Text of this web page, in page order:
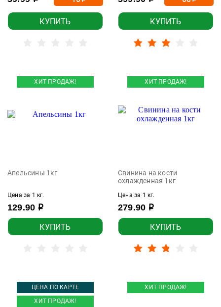
КУПИТЬ КУПИТЬ
ХИТ ПРОДАЖ!
Апельсины 1кг
Цена за 1 кг.
129.90 р
КУПИТЬ
ХИТ ПРОДАЖ!
Свинина на кости
охлажденная 1кг
Цена за 1 кг.
279.90 р
КУПИТЬ
ЦЕНА ПО КАРТЕ
ХИТ ПРОДАЖ!
ХИТ ПРОДАЖ!